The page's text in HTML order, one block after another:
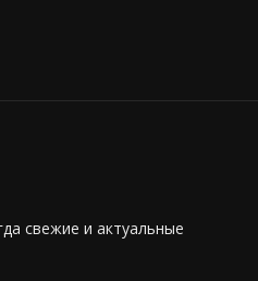
свежие и актуальные